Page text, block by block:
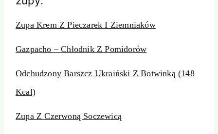
Zupa Krem Z Pieczarek I Ziemniaków
Gazpacho – Chłodnik Z Pomidorów
Odchudzony Barszcz Ukraiński Z Botwinką (148
Kcal)
Zupa Z Czerwoną Soczewicą